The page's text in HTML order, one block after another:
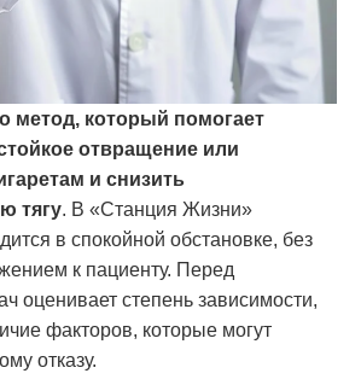
метод, который помогает
отвращение или
и снизить
тягу. В «Станция Жизни»
в спокойной обстановке, без
к пациенту. Перед
оценивает степень зависимости,
факторов, которые могут
отказу.